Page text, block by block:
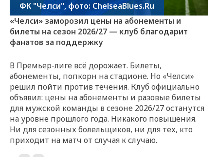
ФК "Челси", фото: ChelseaBlues.Ru
«Челси» заморозил цены на абонементы и
билеты на сезон 2026/27 — клуб благодарит
фанатов за поддержку
В Премьер-лиге всё дорожает. Билеты,
абонементы, попкорн на стадионе. Но «Челси»
решил пойти против течения. Клуб официально
объявил: цены на абонементы и разовые билеты
для мужской команды в сезоне 2026/27 останутся
на уровне прошлого года. Никакого повышения.
Ни для сезонных болельщиков, ни для тех, кто
приходит на матч от случая к случаю.